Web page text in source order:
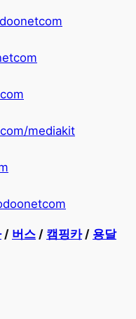
mediakit
/ 버스 / 캠핑카/ 용달